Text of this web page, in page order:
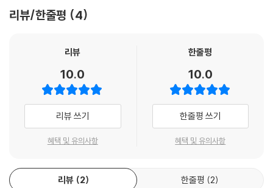
리뷰/한줄평 4
리뷰
10.0
리뷰 쓰기
혜택 및 유의사항
한줄평
10.0
한줄평 쓰기
혜택 및 유의사항
리뷰 2 한줄평 2